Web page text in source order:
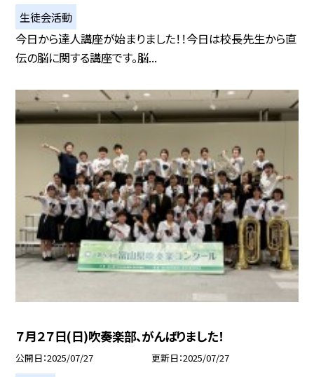
生徒会活動
今日から達人講座が始まりました！！今日は校長先生から直
伝の脳に関する講座です。脳...
７月２７日(日)吹奏楽部、がんばりました！
公開日 2025/07/27 更新日 2025/07/27